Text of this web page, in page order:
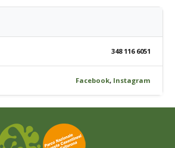
348 116 6051
Facebook, Instagram